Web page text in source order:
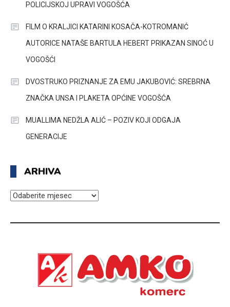
POLICIJSKOJ UPRAVI VOGOŠĆA
FILM O KRALJICI KATARINI KOSAČA-KOTROMANIĆ
AUTORICE NATAŠE BARTULA HEBERT PRIKAZAN SINOĆ U
VOGOŠĆI
DVOSTRUKO PRIZNANJE ZA EMU JAKUBOVIĆ: SREBRNA
ZNAČKA UNSA I PLAKETA OPĆINE VOGOŠĆA
MUALLIMA NEDŽLA ALIĆ – POZIV KOJI ODGAJA
GENERACIJE
ARHIVA
ARHIVA